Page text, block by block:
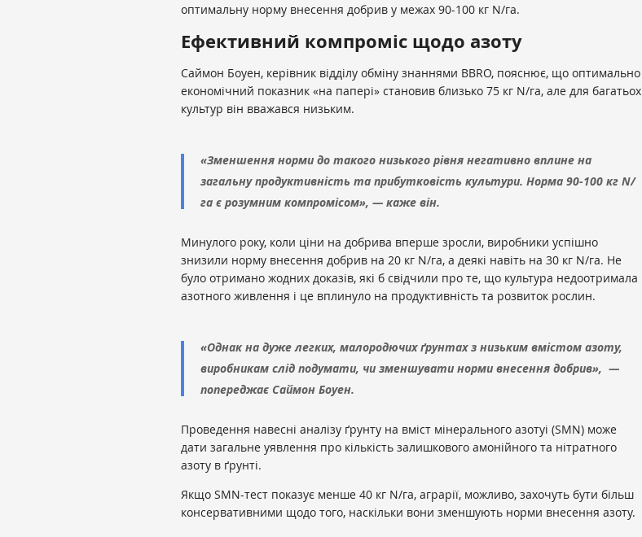
оптимальну норму внесення добрив у межах 90-100 кг N/га.
Ефективний компроміс щодо азоту
Саймон Боуен, керівник відділу обміну знаннями BBRO, пояснює, що оптимально
економічний показник «на папері» становив близько 75 кг N/га, але для багатьох
культур він вважався низьким.
«Зменшення норми до такого низького рівня негативно вплине на
загальну продуктивність та прибутковість культури. Норма 90-100 кг N/
га є розумним компромісом», — каже він.
Минулого року, коли ціни на добрива вперше зросли, виробники успішно
знизили норму внесення добрив на 20 кг N/га, а деякі навіть на 30 кг N/га. Не
було отримано жодних доказів, які б свідчили про те, що культура недоотримала
азотного живлення і це вплинуло на продуктивність та розвиток рослин.
«Однак на дуже легких, малородючих ґрунтах з низьким вмістом азоту,
виробникам слід подумати, чи зменшувати норми внесення добрив», —
попереджає Саймон Боуен.
Проведення навесні аналізу ґрунту на вміст мінерального азотуі (SMN) може
дати загальне уявлення про кількість залишкового амонійного та нітратного
азоту в ґрунті.
Якщо SMN-тест показує менше 40 кг N/га, аграрії, можливо, захочуть бути більш
консервативними щодо того, наскільки вони зменшують норми внесення азоту.